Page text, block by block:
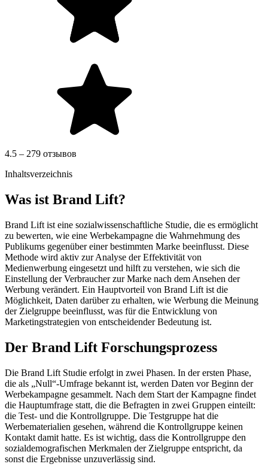
4.5 – 279 отзывов
Inhaltsverzeichnis
Was ist Brand Lift?
Brand Lift ist eine sozialwissenschaftliche Studie, die es ermöglicht
zu bewerten, wie eine Werbekampagne die Wahrnehmung des
Publikums gegenüber einer bestimmten Marke beeinflusst. Diese
Methode wird aktiv zur Analyse der Effektivität von
Medienwerbung eingesetzt und hilft zu verstehen, wie sich die
Einstellung der Verbraucher zur Marke nach dem Ansehen der
Werbung verändert. Ein Hauptvorteil von Brand Lift ist die
Möglichkeit, Daten darüber zu erhalten, wie Werbung die Meinung
der Zielgruppe beeinflusst, was für die Entwicklung von
Marketingstrategien von entscheidender Bedeutung ist.
Der Brand Lift Forschungsprozess
Die Brand Lift Studie erfolgt in zwei Phasen. In der ersten Phase,
die als „Null“-Umfrage bekannt ist, werden Daten vor Beginn der
Werbekampagne gesammelt. Nach dem Start der Kampagne findet
die Hauptumfrage statt, die die Befragten in zwei Gruppen einteilt:
die Test- und die Kontrollgruppe. Die Testgruppe hat die
Werbematerialien gesehen, während die Kontrollgruppe keinen
Kontakt damit hatte. Es ist wichtig, dass die Kontrollgruppe den
sozialdemografischen Merkmalen der Zielgruppe entspricht, da
sonst die Ergebnisse unzuverlässig sind.